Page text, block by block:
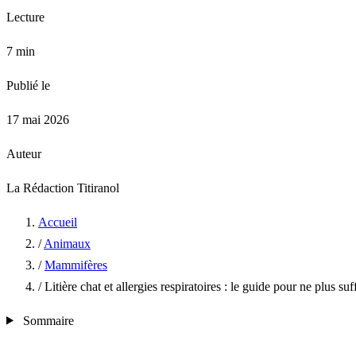
Lecture
7 min
Publié le
17 mai 2026
Auteur
La Rédaction Titiranol
Accueil
/ Animaux
/ Mammifères
/ Litière chat et allergies respiratoires : le guide pour ne plus
Sommaire